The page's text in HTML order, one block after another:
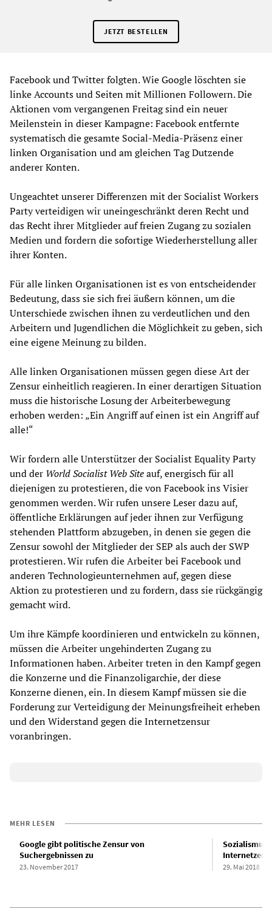
JETZT BESTELLEN
Facebook und Twitter folgten. Wie Google löschten sie
linke Accounts und Seiten mit Millionen Followern. Die
Aktionen vom vergangenen Freitag sind ein neuer
Meilenstein in dieser Kampagne: Facebook entfernte
systematisch die gesamte Social-Media-Präsenz einer
linken Organisation und am gleichen Tag Dutzende
anderer Konten.
Ungeachtet unserer Differenzen mit der Socialist Workers
Party verteidigen wir uneingeschränkt deren Recht und
das Recht ihrer Mitglieder auf freien Zugang zu sozialen
Medien und fordern die sofortige Wiederherstellung aller
ihrer Konten.
Für alle linken Organisationen ist es von entscheidender
Bedeutung, dass sie sich frei äußern können, um die
Unterschiede zwischen ihnen zu verdeutlichen und den
Arbeitern und Jugendlichen die Möglichkeit zu geben, sich
eine eigene Meinung zu bilden.
Alle linken Organisationen müssen gegen diese Art der
Zensur einheitlich reagieren. In einer derartigen Situation
muss die historische Losung der Arbeiterbewegung
erhoben werden: „Ein Angriff auf einen ist ein Angriff auf
alle!“
Wir fordern alle Unterstützer der Socialist Equality Party
und der World Socialist Web Siteauf, energisch für all
diejenigen zu protestieren, die von Facebook ins Visier
genommen werden. Wir rufen unsere Leser dazu auf,
öffentliche Erklärungen auf jeder ihnen zur Verfügung
stehenden Plattform abzugeben, in denen sie gegen die
Zensur sowohl der Mitglieder der SEP als auch der SWP
protestieren. Wir rufen die Arbeiter bei Facebook und
anderen Technologieunternehmen auf, gegen diese
Aktion zu protestieren und zu fordern, dass sie rückgängig
gemacht wird.
Um ihre Kämpfe koordinieren und entwickeln zu können,
müssen die Arbeiter ungehinderten Zugang zu
Informationen haben. Arbeiter treten in den Kampf gegen
die Konzerne und die Finanzoligarchie, der diese
Konzerne dienen, ein. In diesem Kampf müssen sie die
Forderung zur Verteidigung der Meinungsfreiheit erheben
und den Widerstand gegen die Internetzensur
voranbringen.
MEHR LESEN
Google gibt politische Zensur von
Suchergebnissen zu
23. November 2017
Sozialismus
29. Mai 2018